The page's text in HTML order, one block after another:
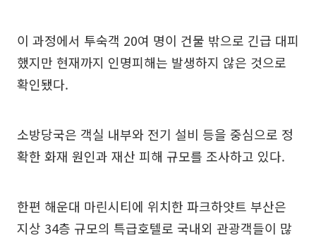
이 과정에서 투숙객 20여 명이 건물 밖으로 긴급 대피
했지만 현재까지 인명피해는 발생하지 않은 것으로
확인됐다.
소방당국은 객실 내부와 전기 설비 등을 중심으로 정
확한 화재 원인과 재산 피해 규모를 조사하고 있다.
한편 해운대 마린시티에 위치한 파크하얏트 부산은
지상 34층 규모의 특급호텔로 국내외 관광객들이 많